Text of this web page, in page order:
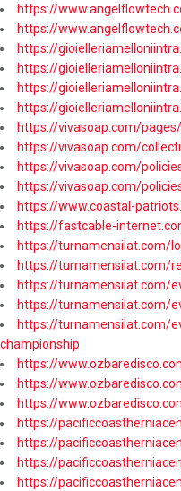
https://
https://
https://
https://
https://
https://
https://vivasoap.com/
https://vivasoap.com/
https://vivasoap.com/
https://vivasoap.com/
https://www.coastal-
https://fastcable-
https://turnamensilat.com/
https://turnamensilat.com/
https://turnamensilat.com/
https://turnamensilat.com/
https://turnamensilat.com/
championship
https://
https://
https://
https://
https://
https://
https://